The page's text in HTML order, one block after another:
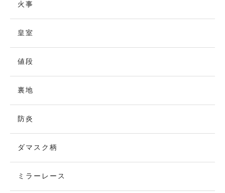
火事
皇室
値段
裏地
防炎
ダマスク柄
ミラーレース